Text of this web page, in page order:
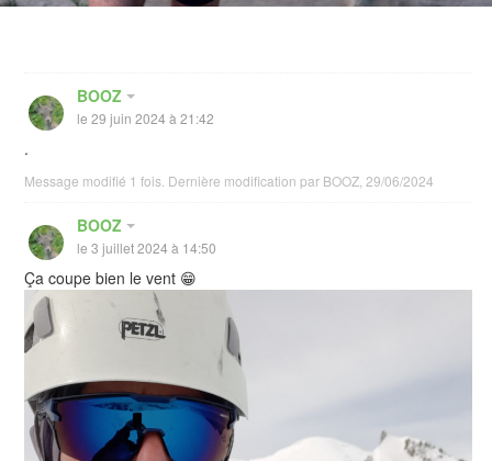
BOOZ
le 29 juin 2024 à 21:42
.
Message modifié 1 fois. Dernière modification par BOOZ, 29/06/2024
BOOZ
le 3 juillet 2024 à 14:50
Ça coupe bien le vent 😁